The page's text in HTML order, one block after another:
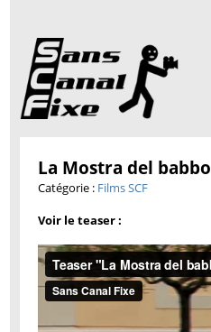
La Mostra del babbo
Catégorie : Films SCF
Voir le teaser :